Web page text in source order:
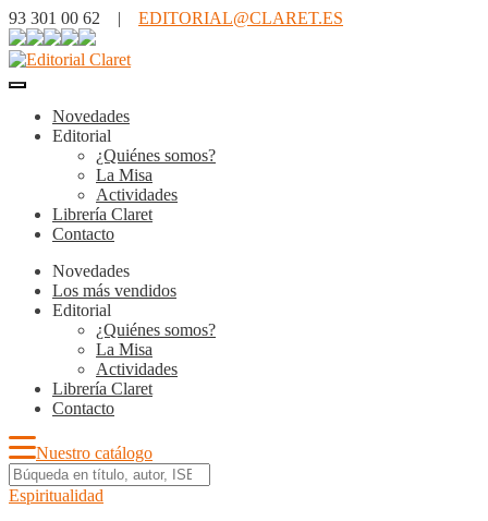
93 301 00 62 | EDITORIAL@CLARET.ES
Novedades
Editorial
¿Quiénes somos?
La Misa
Actividades
Librería Claret
Contacto
Novedades
Los más vendidos
Editorial
¿Quiénes somos?
La Misa
Actividades
Librería Claret
Contacto
Nuestro catálogo
Espiritualidad